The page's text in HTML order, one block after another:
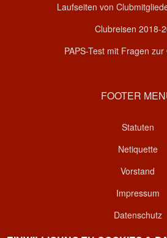
Laufseiten von
Clubreisen 2018-
PAPS-Test mit Fragen
FOOTER
Statuten
Netiquette
Vorstand
Impressum
Datenschutz